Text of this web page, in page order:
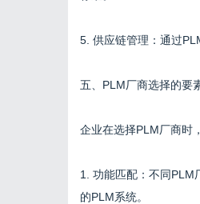
5. 供应链管理：通过
五、PLM厂商选择的要
企业在选择PLM厂商时
1. 功能匹配：不同PLM
的PLM系统。